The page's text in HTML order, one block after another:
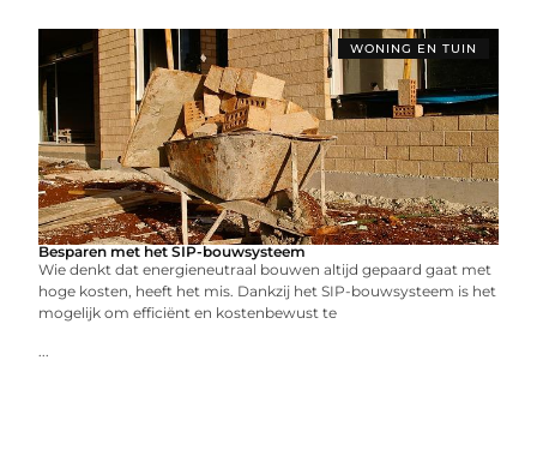
WONING EN TUIN
Besparen met het SIP-bouwsysteem
Wie denkt dat energieneutraal bouwen altijd gepaard gaat met
hoge kosten, heeft het mis. Dankzij het SIP-bouwsysteem is het
mogelijk om efficiënt en kostenbewust te
...